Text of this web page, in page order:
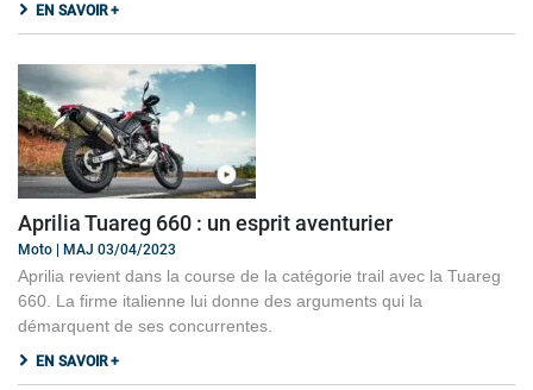
EN SAVOIR +
Aprilia Tuareg 660 : un esprit aventurier
Moto | MAJ 03/04/2023
Aprilia revient dans la course de la catégorie trail avec la Tuareg
660. La firme italienne lui donne des arguments qui la
démarquent de ses concurrentes.
EN SAVOIR +